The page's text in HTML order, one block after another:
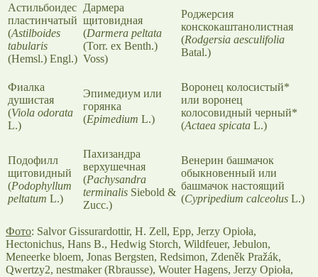
Астильбоидес
пластинчатый
(Astilboides
tabularis
(Hemsl.) Engl.)
Дармера
щитовидная
(Darmera peltata
(Torr. ex Benth.)
Voss)
Роджерсия
конскокаштанолистная
(Rodgersia aesculifolia
Batal.)
Фиалка
душистая
(Viola odorata
L.)
Эпимедиум или
горянка
(Epimedium L.)
Воронец колосистый*
или воронец
колосовидный черный*
(Actaea spicata L.)
Подофилл
щитовидный
(Podophyllum
peltatum L.)
Пахизандра
верхушечная
(Pachysandra
terminalis Siebold &
Zucc.)
Венерин башмачок
обыкновенный или
башмачок настоящий
(Cypripedium calceolus L.)
Фото: Salvor Gissurardottir, H. Zell, Epp, Jerzy Opioła,
Hectonichus, Hans B., Hedwig Storch, Wildfeuer, Jebulon,
Meneerke bloem, Jonas Bergsten, Redsimon, Zdeněk Pražák,
Qwertzy2, nestmaker (Rbrausse), Wouter Hagens, Jerzy Opioła,